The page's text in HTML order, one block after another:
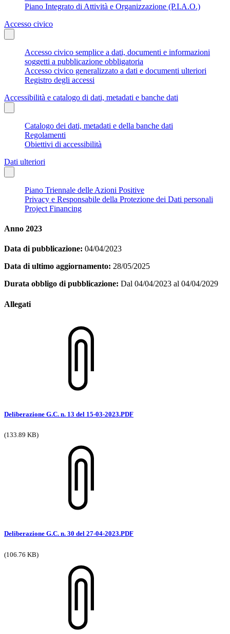
Piano Integrato di Attività e Organizzazione (P.I.A.O.)
Accesso civico
Accesso civico semplice a dati, documenti e informazioni
soggetti a pubblicazione obbligatoria
Accesso civico generalizzato a dati e documenti ulteriori
Registro degli accessi
Accessibilità e catalogo di dati, metadati e banche dati
Catalogo dei dati, metadati e della banche dati
Regolamenti
Obiettivi di accessibilità
Dati ulteriori
Piano Triennale delle Azioni Positive
Privacy e Responsabile della Protezione dei Dati personali
Project Financing
Anno 2023
Data di pubblicazione: 04/04/2023
Data di ultimo aggiornamento: 28/05/2025
Durata obbligo di pubblicazione: Dal 04/04/2023 al 04/04/2029
Allegati
Deliberazione G.C. n. 13 del 15-03-2023.PDF
(133.89 KB)
Deliberazione G.C. n. 30 del 27-04-2023.PDF
(106.76 KB)